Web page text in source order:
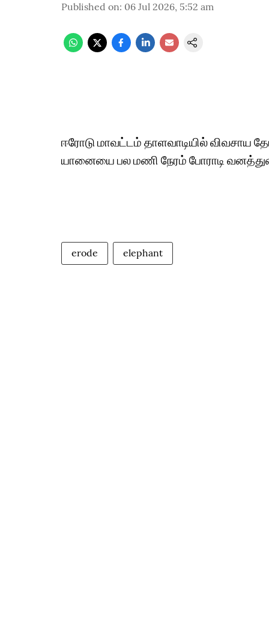
Published on: 06 Jul 2026, 5:52 am
ஈரோடு மாவட்டம் தாளவாடியில் விவசாய
யானையை பல மணி நேரம் போராடி
erode elephant